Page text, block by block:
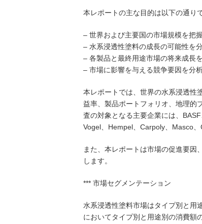
本レポートの主な目的は以下の通り
– 世界および主要国の市場規模を把
– 水系浸透性塗料の成長の可能性を
– 各製品と最終用途市場の将来成長
– 市場に影響を与える競争要因を分
本レポートでは、世界の水系浸透性
益率、製品ポートフォリオ、地理的
査の対象となる主要企業には、
Vogel、Hempel、Carpoly、Masco
また、本レポートは市場の促進要因
します。
*** 市場セグメンテーション
水系浸透性塗料市場はタイプ別と用
においてタイプ別と用途別の消費額